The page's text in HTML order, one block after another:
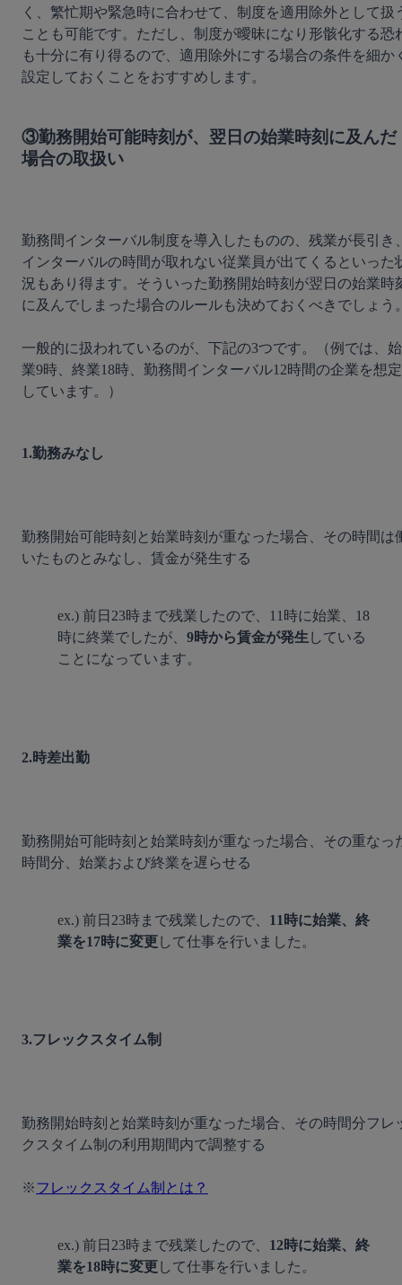
く、繁忙期や緊急時に合わせて、制度を適用除外として扱
ことも可能です。ただし、制度が曖昧になり形骸化する恐
も十分に有り得るので、適用除外にする場合の条件を細か
設定しておくことをおすすめします。
③勤務開始可能時刻が、翌日の始業時刻に及んだ
場合の取扱い
勤務間インターバル制度を導入したものの、残業が長引き
インターバルの時間が取れない従業員が出てくるといった
況もあり得ます。そういった勤務開始時刻が翌日の始業時
に及んでしまった場合のルールも決めておくべきでしょう
一般的に扱われているのが、下記の3つです。（例では、始
業9時、終業18時、勤務間インターバル12時間の企業を想定
しています。）
1.勤務みなし
勤務開始可能時刻と始業時刻が重なった場合、その時間は
いたものとみなし、賃金が発生する
ex.) 前日23時まで残業したので、11時に始業、18
時に終業でしたが、 9時から賃金が発生 している
ことになっています。
2.時差出勤
勤務開始可能時刻と始業時刻が重なった場合、その重なっ
時間分、始業および終業を遅らせる
ex.) 前日23時まで残業したので、 11時に始業、終
業を17時に変更して仕事を行いました。
3.フレックスタイム制
勤務開始時刻と始業時刻が重なった場合、その時間分フレ
クスタイム制の利用期間内で調整する
※フレックスタイム制とは？
ex.) 前日23時まで残業したので、 12時に始業、終
業を18時に変更して仕事を行いました。